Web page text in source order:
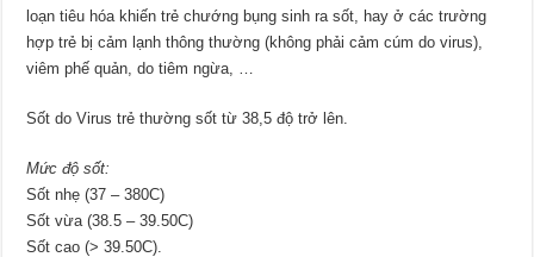
loạn tiêu hóa khiến trẻ chướng bụng sinh ra sốt, hay ở các trường
hợp trẻ bị cảm lạnh thông thường (không phải cảm cúm do virus),
viêm phế quản, do tiêm ngừa, …
Sốt do Virus trẻ thường sốt từ 38,5 độ trở lên.
Mức độ sốt:
Sốt nhẹ (37 – 380C)
Sốt vừa (38.5 – 39.50C)
Sốt cao (> 39.50C).